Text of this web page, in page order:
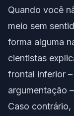
Quando você
meio sem
forma alguma
cientistas
frontal inferior
argumentação
Caso